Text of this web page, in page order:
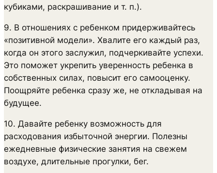
кубиками, раскрашивание и т. п.).
9. В отношениях с ребенком придерживайтесь
«позитивной модели». Хвалите его каждый раз,
когда он этого заслужил, подчеркивайте успехи.
Это поможет укрепить уверенность ребенка в
собственных силах, повысит его самооценку.
Поощряйте ребенка сразу же, не откладывая на
будущее.
10. Давайте ребенку возможность для
расходования избыточной энергии. Полезны
ежедневные физические занятия на свежем
воздухе, длительные прогулки, бег.